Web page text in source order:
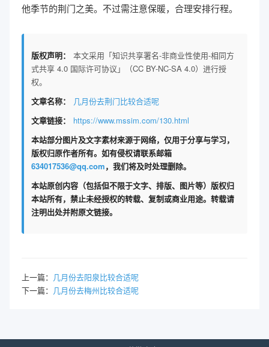
他季节的荆门之美。不过需注意保暖，合理安排行程。
版权声明：
本文采用「知识共享署名-非商业性使用-相同方
式共享 4.0 国际许可协议」（CC BY-NC-SA 4.0）进行授
权。
文章名称：
几月份去荆门比较合适呢
文章链接：
https://www.mssim.com/130.html
本站部分图片及文字素材来源于网络，仅用于分享与学习，
版权归原作者所有。如有侵权请联系邮箱
634017536@qq.com，我们将及时处理删除。
本站原创内容（包括但不限于文字、排版、图片等）版权归
本站所有，禁止未经授权的转载、复制或商业用途。转载请
注明出处并附原文链接。
上一篇： 几月份去阳泉比较合适呢
下一篇： 几月份去梅州比较合适呢